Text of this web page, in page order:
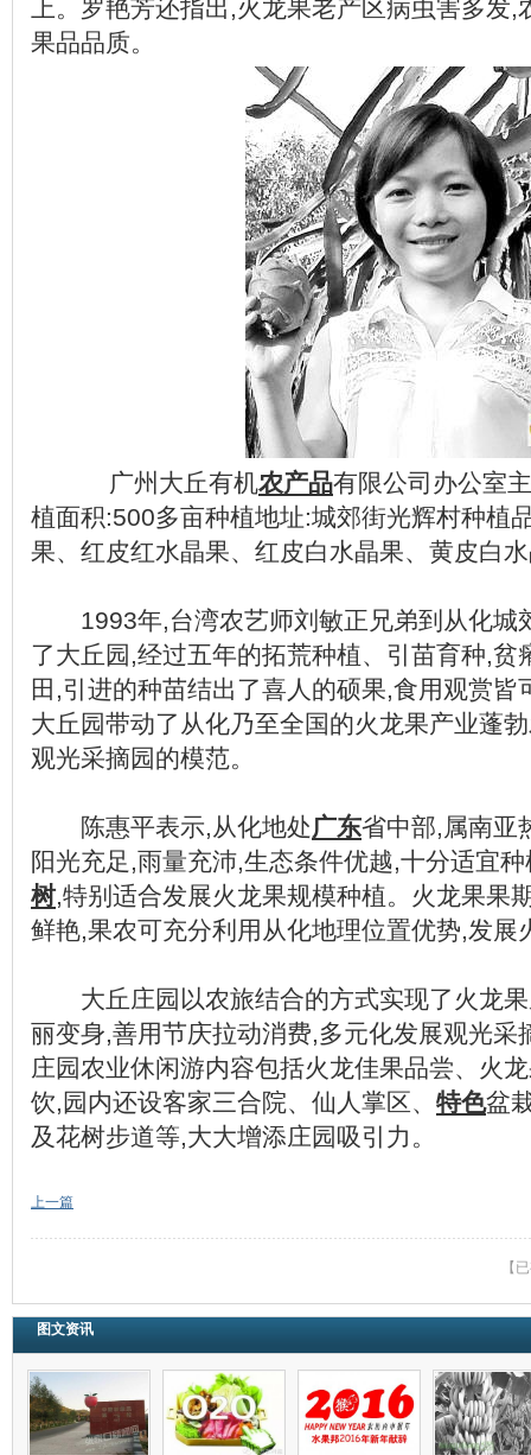
上。罗艳芳还指出,火龙果老产区病虫害多发
果品品质。
广州大丘有机农产品有限公司办公室
植面积:500多亩种植地址:城郊街光辉村种植
果、红皮红水晶果、红皮白水晶果、黄皮白
1993年,台湾农艺师刘敏正兄弟到从化城
了大丘园,经过五年的拓荒种植、引苗育种,贫
田,引进的种苗结出了喜人的硕果,食用观赏皆
大丘园带动了从化乃至全国的火龙果产业蓬
观光采摘园的模范。
陈惠平表示,从化地处广东省中部,属南亚
阳光充足,雨量充沛,生态条件优越,十分适宜
树,特别适合发展火龙果规模种植。火龙果果
鲜艳,果农可充分利用从化地理位置优势,发展
大丘庄园以农旅结合的方式实现了火龙果
丽变身,善用节庆拉动消费,多元化发展观光采
庄园农业休闲游内容包括火龙佳果品尝、火
饮,园内还设客家三合院、仙人掌区、 特色盆
及花树步道等,大大增添庄园吸引力。
上一篇
【
图文资讯